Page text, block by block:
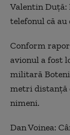
Valentin Duță:
telefonul că au
Conform
avionul a fost
militară
metri distanță
nimeni.
Dan Voinea: